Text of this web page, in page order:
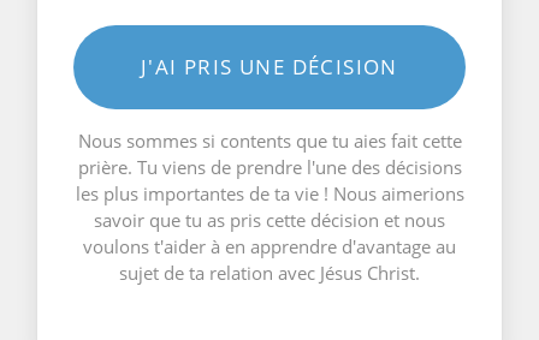
J'AI PRIS UNE DÉCISION
Nous sommes si contents que tu aies fait cette
prière. Tu viens de prendre l'une des décisions
les plus importantes de ta vie ! Nous aimerions
savoir que tu as pris cette décision et nous
voulons t'aider à en apprendre d'avantage au
sujet de ta relation avec Jésus Christ.